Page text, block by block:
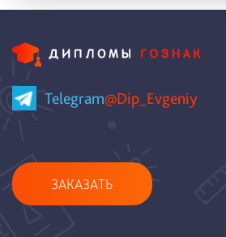
Telegram@Dip_Evgeniy
ЗАКАЗАТЬ